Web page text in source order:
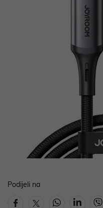
Podijeli na